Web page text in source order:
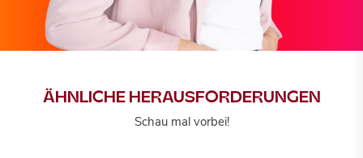
ÄHNLICHE HERAUSFORDERUNGEN
Schau mal vorbei!